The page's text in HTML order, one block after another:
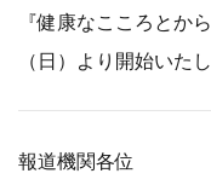
『健康なこころとか
（日）より開始いたし
報道機関各位